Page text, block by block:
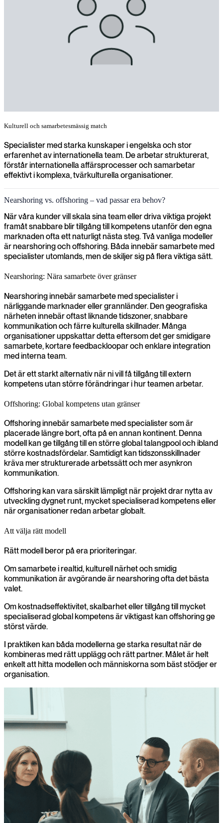
Kulturell och samarbetesmässig match
Specialister med starka kunskaper i engelska och stor
erfarenhet av internationella team. De arbetar strukturerat,
förstår internationella affärsprocesser och samarbetar
effektivt i komplexa, tvärkulturella organisationer.
Nearshoring vs. offshoring – vad passar era behov?
När våra kunder vill skala sina team eller driva viktiga projekt
framåt snabbare blir tillgång till kompetens utanför den egna
marknaden ofta ett naturligt nästa steg. Två vanliga modeller
är nearshoring och offshoring. Båda innebär samarbete med
specialister utomlands, men de skiljer sig på flera viktiga sätt.
Nearshoring: Nära samarbete över gränser
Nearshoring innebär samarbete med specialister i
närliggande marknader eller grannländer. Den geografiska
närheten innebär oftast liknande tidszoner, snabbare
kommunikation och färre kulturella skillnader. Många
organisationer uppskattar detta eftersom det ger smidigare
samarbete, kortare feedbackloopar och enklare integration
med interna team.
Det är ett starkt alternativ när ni vill få tillgång till extern
kompetens utan större förändringar i hur teamen arbetar.
Offshoring: Global kompetens utan gränser
Offshoring innebär samarbete med specialister som är
placerade längre bort, ofta på en annan kontinent. Denna
modell kan ge tillgång till en större global talangpool och ibland
större kostnadsfördelar. Samtidigt kan tidszonsskillnader
kräva mer strukturerade arbetssätt och mer asynkron
kommunikation.
Offshoring kan vara särskilt lämpligt när projekt drar nytta av
utveckling dygnet runt, mycket specialiserad kompetens eller
när organisationer redan arbetar globalt.
Att välja rätt modell
Rätt modell beror på era prioriteringar.
Om samarbete i realtid, kulturell närhet och smidig
kommunikation är avgörande är nearshoring ofta det bästa
valet.
Om kostnadseffektivitet, skalbarhet eller tillgång till mycket
specialiserad global kompetens är viktigast kan offshoring ge
störst värde.
I praktiken kan båda modellerna ge starka resultat när de
kombineras med rätt upplägg och rätt partner. Målet är helt
enkelt att hitta modellen och människorna som bäst stödjer er
organisation.